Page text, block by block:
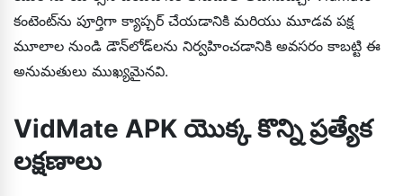
కంటెంట్‌ను పూర్తిగా క్యాప్చర్ చేయడానికి మరియు మూడవ పక్ష
మూలాల నుండి డౌన్‌లోడ్‌లను నిర్వహించడానికి అవసరం కాబట్టి ఈ
అనుమతులు ముఖ్యమైనవి.
VidMate APK యొక్క కొన్ని ప్రత్యేక
లక్షణాలు